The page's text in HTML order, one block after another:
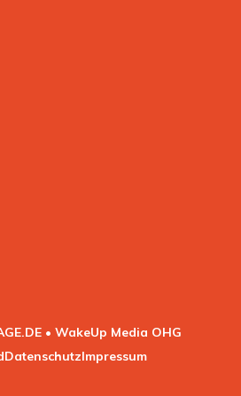
• WakeUp Media OHG
DatenschutzImpressum